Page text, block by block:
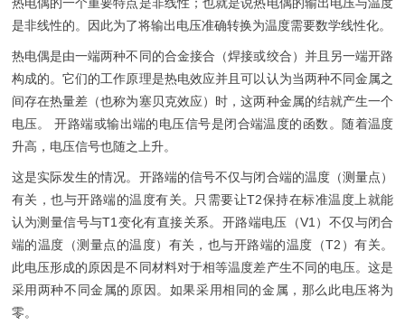
是非线性的。因此为了将输出电压准确转换为温度需要数学线性化。
热电偶是由一端两种不同的合金接合（焊接或绞合）并且另一端开路
构成的。它们的工作原理是热电效应并且可以认为当两种不同金属之
间存在热量差（也称为塞贝克效应）时，这两种金属的结就产生一个
电压。 开路端或输出端的电压信号是闭合端温度的函数。随着温度
升高，电压信号也随之上升。
这是实际发生的情况。开路端的信号不仅与闭合端的温度（测量点）
有关，也与开路端的温度有关。只需要让T2保持在标准温度上就能
认为测量信号与T1变化有直接关系。开路端电压（V1）不仅与闭合
端的温度（测量点的温度）有关，也与开路端的温度（T2）有关。
此电压形成的原因是不同材料对于相等温度差产生不同的电压。这是
采用两种不同金属的原因。如果采用相同的金属，那么此电压将为
零。